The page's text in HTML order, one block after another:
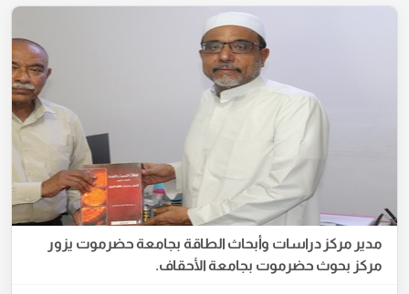
مدير مركز دراسات وأبحاث الطاقة بجامعة حضرموت يزور
مركز بحوث حضرموت بجامعة الأحقاف.